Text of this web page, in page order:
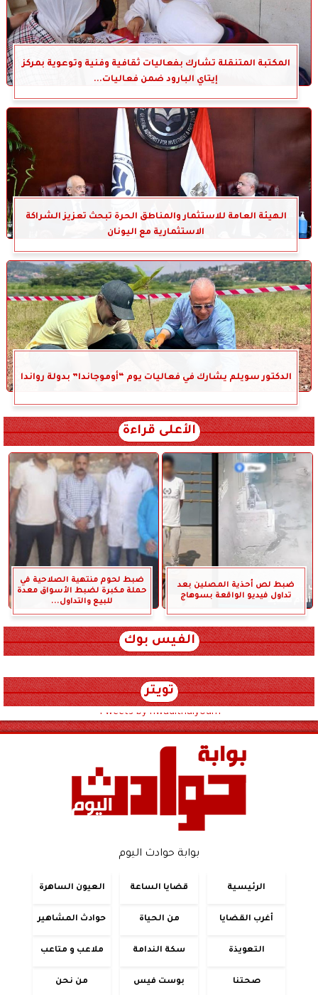
المكتبة المتنقلة تشارك بفعاليات ثقافية وفنية وتوعوية بمركز
إيتاي البارود ضمن فعاليات...
الهيئة العامة للاستثمار والمناطق الحرة تبحث تعزيز الشراكة
الاستثمارية مع اليونان
الدكتور سويلم يشارك في فعاليات يوم “أوموجاندا” بدولة رواندا
الأعلى قراءة
ضبط لص أحذية المصلين بعد
تداول فيديو الواقعة بسوهاج
ضبط لحوم منتهية الصلاحية في
حملة مكبرة لضبط الأسواق معدة
للبيع والتداول...
الفيس بوك
تويتر
Tweets by hwadithalyoum
بوابة حوادث اليوم
الرئيسية قضايا الساعة العيون الساهرة
أغرب القضايا من الحياة حوادث المشاهير
التعويذة سكة الندامة ملاعب و متاعب
صحتنا بوست فيس من نحن